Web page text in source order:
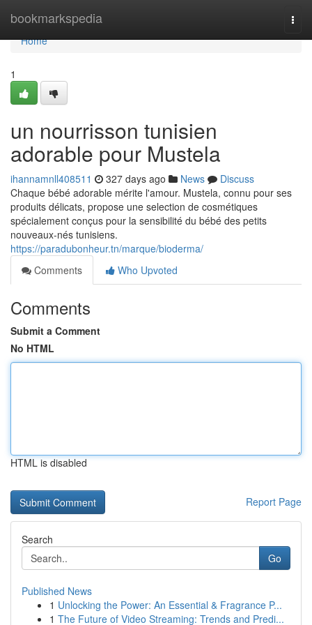
bookmarkspedia
Home
Home
1
un nourrisson tunisien
adorable pour Mustela
ihannamnll408511 327 days ago News
Discuss
Chaque bébé adorable mérite l'amour. Mustela, connu pour ses
produits délicats, propose une selection de cosmétiques
spécialement conçus pour la sensibilité du bébé des petits
nouveaux-nés tunisiens.
https://paradubonheur.tn/marque/bioderma/
Comments
Who Upvoted
Comments
Submit a Comment
No HTML
HTML is disabled
Report Page
Search
Go
Published News
1 Unlocking the Power: An Essential & Fragrance P...
1 The Future of Video Streaming: Trends and Predi...